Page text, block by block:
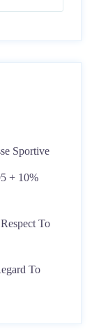
Sportive
+ 10%
To
To